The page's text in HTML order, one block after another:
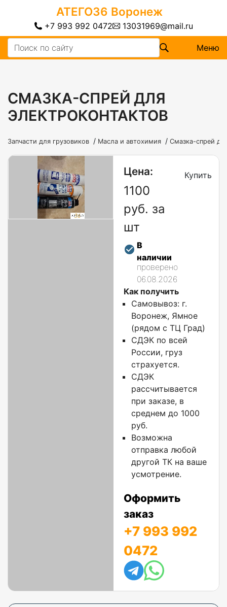
АТЕГО36 Воронеж
+7 993 992 0472 13031969@mail.ru
Меню
СМАЗКА-СПРЕЙ ДЛЯ
ЭЛЕКТРОКОНТАКТОВ
Запчасти для грузовиков / Масла и автохимия / Смазка-спрей
Цена:
1100
руб. за
шт
В
наличии
проверено
06.08.2026
Купить
Как получить
Самовывоз: г.
Воронеж, Ямное
(рядом с ТЦ Град)
СДЭК по всей
России, груз
страхуется.
СДЭК
рассчитывается
при заказе, в
среднем до 1000
руб.
Возможна
отправка любой
другой ТК на ваше
усмотрение.
Оформить
заказ
+7 993 992
0472